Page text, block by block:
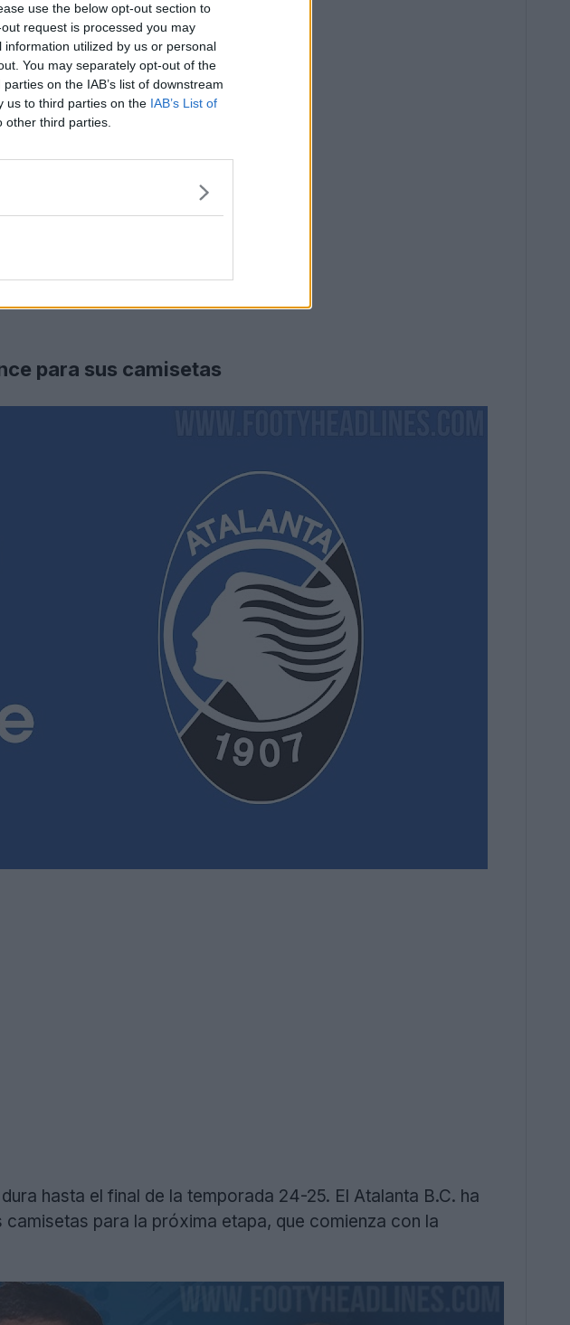
use the below opt-out section to
request is processed you may
utilized by us or personal
You may separately opt-out of the
on the IAB’s list of downstream
us to third parties on the IAB’s List of
third parties.
para sus camisetas
hasta el final de la temporada 24-25. El Atalanta B.C. ha
para la próxima etapa, que comienza con la